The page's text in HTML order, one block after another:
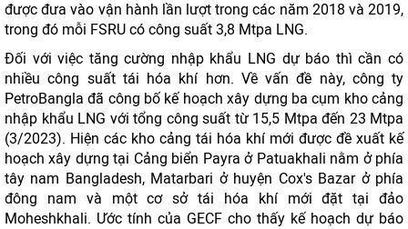
được đưa vào vận hành lần lượt trong các năm 2018 và 2019,
trong đó mỗi FSRU có công suất 3,8 Mtpa LNG.
Đối với việc tăng cường nhập khẩu LNG dự báo thì cần có
nhiều công suất tái hóa khí hơn. Về vấn đề này, công ty
PetroBangla đã công bố kế hoạch xây dựng ba cụm kho cảng
nhập khẩu LNG với tổng công suất từ ​​15,5 Mtpa đến 23 Mtpa
(3/2023). Hiện các kho cảng tái hóa khí mới được đề xuất kế
hoạch xây dựng tại Cảng biển Payra ở Patuakhali nằm ở phía
tây nam Bangladesh, Matarbari ở huyện Cox's Bazar ở phía
đông nam và một cơ sở tái hóa khí mới đặt tại đảo
Moheshkhali. Ước tính của GECF cho thấy kế hoạch dự báo